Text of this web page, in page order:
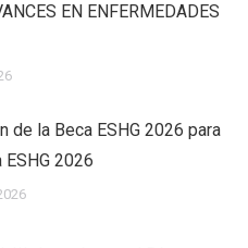
EN ENFERMEDADES
de la Beca ESHG 2026 para
2026